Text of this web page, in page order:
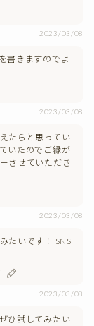
2023/03/08
書きますのでよ
2023/03/08
たらと思ってい
いたのでご縁が
させていただき
2023/03/08
たいです！ SNS
2023/03/08
ひ試してみたい